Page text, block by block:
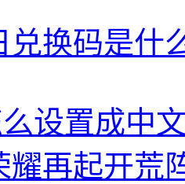
兑换码是什
设置成中
耀再起开荒